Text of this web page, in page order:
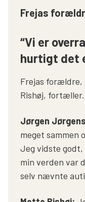
Frejas
“Vi er
hurtigt det
Frejas forældre,
Rishøj, fortæller.
Jørgen
meget sammen
Jeg vidste godt,
min verden var
selv nævnte